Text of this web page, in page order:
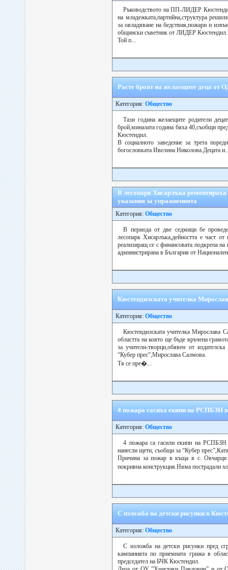
Ръководството на ПП-ЛИДЕР
на младежката,партийна,структура
за овладяване на бедствия,пожари и
общински съветник от ЛИДЕР Кюстендил.
Той п...
Расте броят на желаещите деца от
Категория: Общество
Тази година желаещите родители
брой,миналата година бяха 40,съобщи
Кюстендил.
В социалното заведение за трета
богословката Ивелина Николова.Децата
В лесопарк Хисарлъка ремонтираха
указания за упражненията
Категория: Общество
В периода от две седмици бе
лесопарк Хисарлъка,дейността е част
реализиращ се с финансовата подкрепа
администрирана в България от
Кюстендилската учителка
Категория: Общество
Кюстендилската учителка Мирослава
областта на която ще бъде връчена
за учители-творци,обявен от
“Кубер прес”,Мирослава Салмова.
Тя се пре�...
4 пожара гасиха екипи на РСПБЗН
Категория: Общество
4 пожара са гасили екипи на РСПБЗН
нанесли щети, съобщи за “Кубер
Причина за пожар в къща в с. Овчарци
покривна конструкция.Няма пострадали
С изложба на детски рисунки в
Категория: Общество
С изложба на детски рисунки пред
кампанията по приемната грижа в
председател на БЧК Кюстендил.